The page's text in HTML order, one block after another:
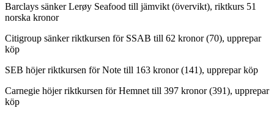
Barclays sänker Lerøy Seafood till jämvikt (övervikt), riktkurs 51
norska kronor
Citigroup sänker riktkursen för SSAB till 62 kronor (70), upprepar
köp
SEB höjer riktkursen för Note till 163 kronor (141), upprepar köp
Carnegie höjer riktkursen för Hemnet till 397 kronor (391), upprepar
köp